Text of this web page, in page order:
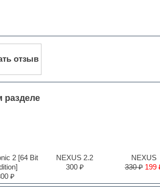
отзыв
разделе
2 [64 Bit
₽
NEXUS 2.2
300 ₽
NEXUS
330 ₽ 199